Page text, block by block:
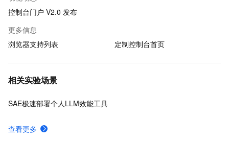
控制台门户 V2.0 发布
更多信息
浏览器支持列表
定制控制台首页
相关实验场景
SAE极速部署个人LLM效能工具
查看更多